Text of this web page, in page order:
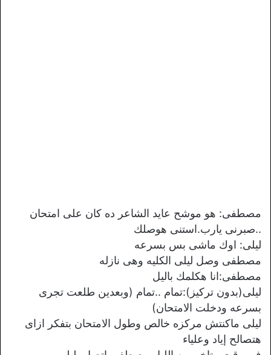
مصطفى: هو موشح عايد الشاعر ده كان على امتحان
..صبرنى يارب.استنى هوصلك
ليلى: اوك ماشى بس بسرعه
مصطفى وصل ليلى الكليه وهى نازله
مصطفى:انا هكلمك باليل
ليلى(بدون تركيز):تمام ..تمام (وبعدين طلعت تجرى
بسرعه ودخلت الامتحان)
ليلى ماكنتش مركزه خالص وطول الامتحان بتفكر ازاى
هتصالح إياد وعلياء